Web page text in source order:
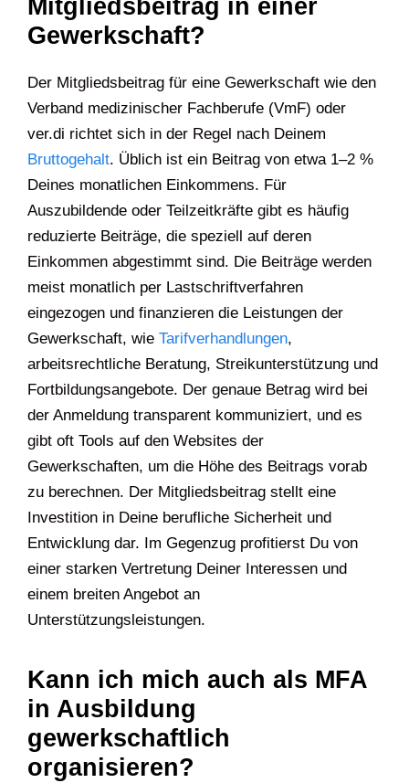
Mitgliedsbeitrag in einer
Gewerkschaft?
Der Mitgliedsbeitrag für eine Gewerkschaft wie den
Verband medizinischer Fachberufe (VmF) oder
ver.di richtet sich in der Regel nach Deinem
Bruttogehalt. Üblich ist ein Beitrag von etwa 1–2 %
Deines monatlichen Einkommens. Für
Auszubildende oder Teilzeitkräfte gibt es häufig
reduzierte Beiträge, die speziell auf deren
Einkommen abgestimmt sind. Die Beiträge werden
meist monatlich per Lastschriftverfahren
eingezogen und finanzieren die Leistungen der
Gewerkschaft, wie Tarifverhandlungen,
arbeitsrechtliche Beratung, Streikunterstützung und
Fortbildungsangebote. Der genaue Betrag wird bei
der Anmeldung transparent kommuniziert, und es
gibt oft Tools auf den Websites der
Gewerkschaften, um die Höhe des Beitrags vorab
zu berechnen. Der Mitgliedsbeitrag stellt eine
Investition in Deine berufliche Sicherheit und
Entwicklung dar. Im Gegenzug profitierst Du von
einer starken Vertretung Deiner Interessen und
einem breiten Angebot an
Unterstützungsleistungen.
Kann ich mich auch als MFA
in Ausbildung
gewerkschaftlich
organisieren?